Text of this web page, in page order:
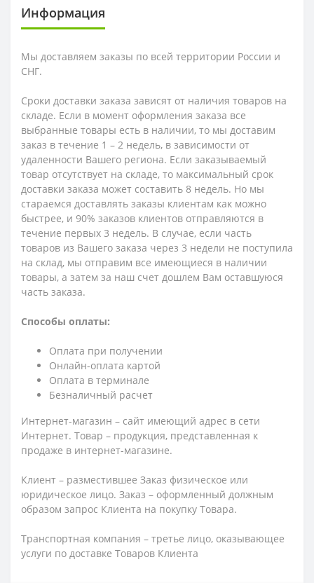
Информация
Мы доставляем заказы по всей территории России и
СНГ.
Сроки доставки заказа зависят от наличия товаров на
складе. Если в момент оформления заказа все
выбранные товары есть в наличии, то мы доставим
заказ в течение 1 – 2 недель, в зависимости от
удаленности Вашего региона. Если заказываемый
товар отсутствует на складе, то максимальный срок
доставки заказа может составить 8 недель. Но мы
стараемся доставлять заказы клиентам как можно
быстрее, и 90% заказов клиентов отправляются в
течение первых 3 недель. В случае, если часть
товаров из Вашего заказа через 3 недели не поступила
на склад, мы отправим все имеющиеся в наличии
товары, а затем за наш счет дошлем Вам оставшуюся
часть заказа.
Способы оплаты:
Оплата при получении
Онлайн-оплата картой
Оплата в терминале
Безналичный расчет
Интернет-магазин – сайт имеющий адрес в сети
Интернет. Товар – продукция, представленная к
продаже в интернет-магазине.
Клиент – разместившее Заказ физическое или
юридическое лицо. Заказ – оформленный должным
образом запрос Клиента на покупку Товара.
Транспортная компания – третье лицо, оказывающее
услуги по доставке Товаров Клиента